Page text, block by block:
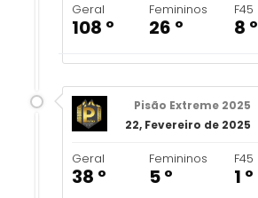
Geral
108 º
Femininos
26 º
F45
8 º
Pisão Extreme 2025
22, Fevereiro de 2025
Geral
38 º
Femininos
5 º
F45
1 º